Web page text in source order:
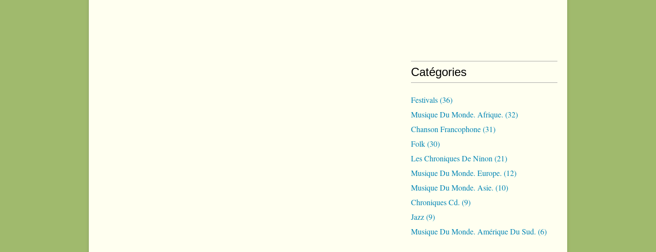
Catégories
Festivals(36)
Musique Du Monde. Afrique. (32)
Chanson Francophone(31)
Folk(30)
Les Chroniques De Ninon (21)
Musique Du Monde. Europe. (12)
Musique Du Monde. Asie. (10)
Chroniques Cd. (9)
Jazz(9)
Musique Du Monde. Amérique Du Sud. (6)